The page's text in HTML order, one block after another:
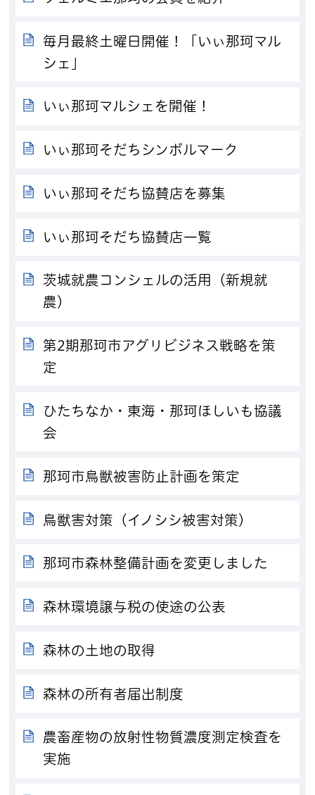
毎月最終土曜日開催！「いぃ那珂マル
シェ」
いぃ那珂マルシェを開催！
いぃ那珂そだちシンボルマーク
いぃ那珂そだち協賛店を募集
いぃ那珂そだち協賛店一覧
茨城就農コンシェルの活用（新規就
農）
第2期那珂市アグリビジネス戦略を策
定
ひたちなか・東海・那珂ほしいも協議
会
那珂市鳥獣被害防止計画を策定
鳥獣害対策（イノシシ被害対策）
那珂市森林整備計画を変更しました
森林環境譲与税の使途の公表
森林の土地の取得
森林の所有者届出制度
農畜産物の放射性物質濃度測定検査を
実施